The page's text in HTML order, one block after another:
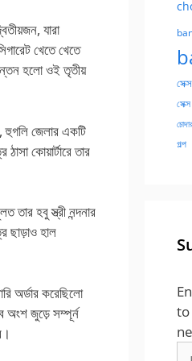
যারা
খেতে খেতে
হলো ওই তৃতীয়
হুগলি জেলার একটি
কোয়ার্টারে তার
তার হবু স্ত্রী নন্দনার
ছাড়াও হাল
অর্ডার করেছিলো
অংশ জুড়ে সম্পূর্ন
সেক্স
সেক্স
গল্প
to